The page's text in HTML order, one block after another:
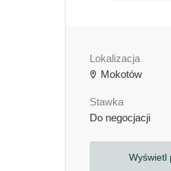
Lokalizacja
Mokotów
Stawka
Do negocjacji
Wyświetl